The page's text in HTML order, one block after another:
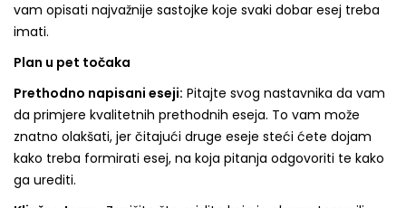
vam opisati najvažnije sastojke koje svaki dobar esej treba
imati.
Plan u pet točaka
Prethodno napisani eseji: Pitajte svog nastavnika da vam
da primjere kvalitetnih prethodnih eseja. To vam može
znatno olakšati, jer čitajući druge eseje steći ćete dojam
kako treba formirati esej, na koja pitanja odgovoriti te kako
ga urediti.